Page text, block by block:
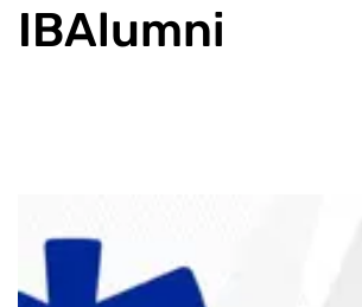
IBAlumni